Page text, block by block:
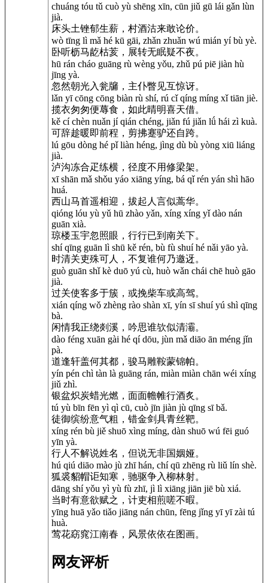
chuáng tóu tǔ cuò yù shēng xīn, cūn jiǔ gū lái gǎn lùn
jià.
床头土锉郁生薪，村酒沽来敢论价。
wò tīng lì mǎ hé kū gāi, zhǎn zhuǎn wú mián yí bù yè.
卧听枥马龁枯荄，展转无眠疑不夜。
hū rán cháo guāng rù wèng yǒu, zhǔ pú piē jiàn hù
jīng yà.
忽然朝光入瓮牖，主仆瞥见互惊讶。
lǎn yī cōng cōng biàn rù shí, rú cǐ qíng míng xǐ tiān jiè.
揽衣匆匆便蓐食，如此晴明喜天借。
kě cí chèn nuǎn jí qián chéng, jiǎn fú jiǎn lǘ hái zì kuà.
可辞趁暖即前程，剪拂蹇驴还自跨。
lú gōu dòng hé pǐ liàn héng, jìng dù bù yòng xiū liáng
jià.
泸沟冻合疋练横，径度不用修梁架。
xī shān mǎ shǒu yáo xiāng yíng, bá qǐ rén yán shì hāo
huá.
西山马首遥相迎，拔起人言似蒿华。
qióng lóu yù yǔ hū zhào yǎn, xíng xíng yǐ dào nán
guān xià.
琼楼玉宇忽照眼，行行已到南关下。
shí qīng guān lì shū kě rén, bù fù shuí hé nǎi yāo yà.
时清关吏殊可人，不复谁何乃邀迓。
guò guān shǐ kè duō yú cù, huò wǎn chái chē huò gāo
jià.
过关使客多于簇，或挽柴车或高驾。
xián qíng wǒ zhèng rào shàn xī, yín sī shuí yú shì qīng
bà.
闲情我正绕剡溪，吟思谁欤似清灞。
dào féng xuān gài hé qí dōu, jùn mǎ diāo ān méng jǐn
pà.
道逢轩盖何其都，骏马雕鞍蒙锦帕。
yín pén chì tàn là guāng rán, miàn miàn chān wéi xíng
jiǔ zhì.
银盆炽炭蜡光燃，面面幨帷行酒炙。
tú yù bīn fēn yì qì cū, cuò jīn jiàn jù qīng sī bǎ.
徒御缤纷意气粗，错金剑具青丝靶。
xíng rén bù jiě shuō xìng míng, dàn shuō wú fēi guó
yīn yà.
行人不解说姓名，但说无非国姻娅。
hú qiú diāo mào jù zhī hán, chí qū zhēng rù liǔ lín shè.
狐裘貂帽讵知寒，驰驱争入柳林射。
dāng shí yǒu yì yù fù zhī, jì lì xiāng jiān jiē bù xiá.
当时有意欲赋之，计吏相煎嗟不暇。
yīng huā yǎo tiǎo jiāng nán chūn, fēng jǐng yī yī zài tú
huà.
莺花窈窕江南春，风景依依在图画。
网友评析